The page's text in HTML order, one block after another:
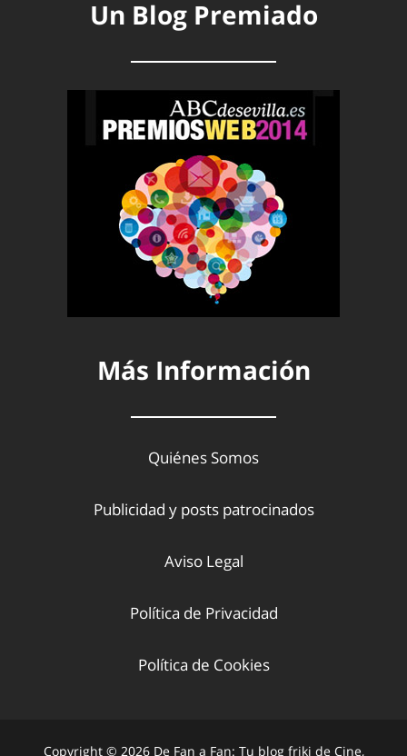
Un Blog Premiado
Más Información
Quiénes Somos
Publicidad y posts patrocinados
Aviso Legal
Política de Privacidad
Política de Cookies
Copyright © 2026 De Fan a Fan: Tu blog friki de Cine,